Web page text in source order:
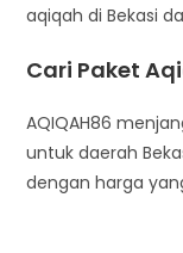
aqiqah di Bekasi
Cari Paket
AQIQAH86
untuk daerah
dengan harga